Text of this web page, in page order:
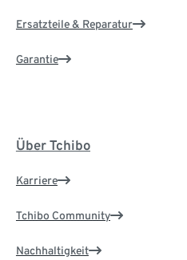
Ersatzteile & Reparatur
Garantie
Über Tchibo
Karriere
Tchibo Community
Nachhaltigkeit